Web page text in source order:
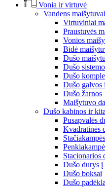
Vonia ir virtuvė
Vandens maišytuvai
Virtuviniai
Praustuvės
Vonios
Bidė
Dušo
Dušo
Dušo
Dušo galvos
Dušo žarnos
Maišytuvo
Dušo kabinos ir
Pusapvalės
Kvadratinės
Stacionarios
Dušo durys į
Dušo boksai
Dušo